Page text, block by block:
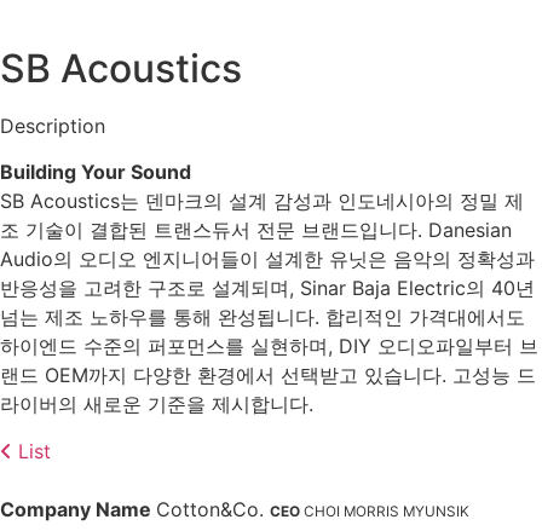
SB Acoustics
Description
Building Your Sound
SB Acoustics는 덴마크의 설계 감성과 인도네시아의 정밀 제
조 기술이 결합된 트랜스듀서 전문 브랜드입니다. Danesian
Audio의 오디오 엔지니어들이 설계한 유닛은 음악의 정확성과
반응성을 고려한 구조로 설계되며, Sinar Baja Electric의 40년
넘는 제조 노하우를 통해 완성됩니다. 합리적인 가격대에서도
하이엔드 수준의 퍼포먼스를 실현하며, DIY 오디오파일부터 브
랜드 OEM까지 다양한 환경에서 선택받고 있습니다. 고성능 드
라이버의 새로운 기준을 제시합니다.
List
Company Name Cotton&Co. CEO CHOI MORRIS MYUNSIK